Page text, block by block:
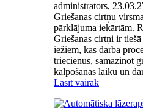
administrators,
Griešanas cirtņu
pārklājuma iekārtām.
Griešanas cirtņi ir
iežiem, kas darba
triecienus, samazinot
kalpošanas laiku un
Lasīt vairāk